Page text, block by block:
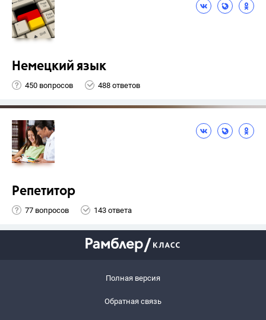
Немецкий язык
450 вопросов 488 ответов
Репетитор
77 вопросов 143 ответа
Полная версия
Обратная связь